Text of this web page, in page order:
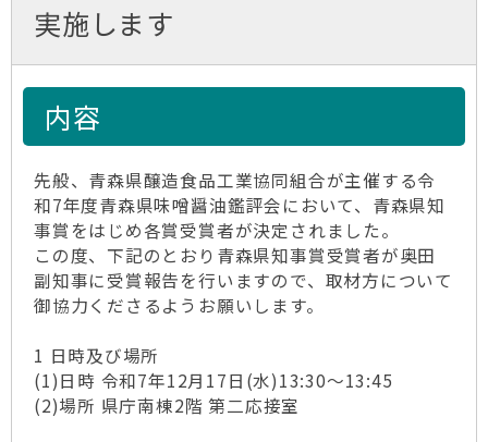
実施します
内容
先般、青森県醸造食品工業協同組合が主催する令
和7年度青森県味噌醤油鑑評会において、青森県知
事賞をはじめ各賞受賞者が決定されました。
この度、下記のとおり青森県知事賞受賞者が奥田
副知事に受賞報告を行いますので、取材方について
御協力くださるようお願いします。
1 日時及び場所
(1)日時 令和7年12月17日(水)13:30～13:45
(2)場所 県庁南棟2階 第二応接室